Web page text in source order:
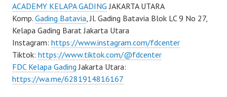
ACADEMY KELAPA GADING JAKARTA UTARA
Komp. Gading Batavia , Jl. Gading Batavia Blok LC 9 No 27,
Kelapa Gading Barat Jakarta Utara
Instagram: https://www.instagram.com/fdcenter
Tiktok: https://www.tiktok.com/@fdcenter
FDC Kelapa Gading Jakarta Utara:
https://wa.me/6281914816167